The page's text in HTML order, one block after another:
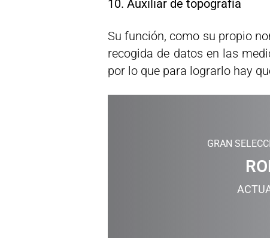
10. Auxiliar de topografía
Su función, como su propio
recogida de datos en las
por lo que para lograrlo hay
GRAN